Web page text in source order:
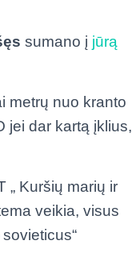
sumano į jūrą
metrų nuo kranto
jei dar kartą įklius,
„ Kuršių marių ir
veikia, visus